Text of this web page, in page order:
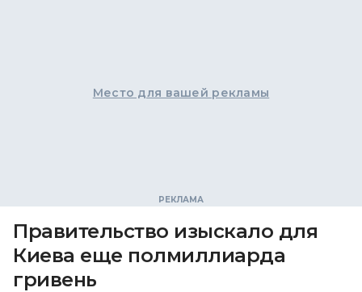
Место для вашей рекламы
Правительство изыскало для
Киева еще полмиллиарда
гривень